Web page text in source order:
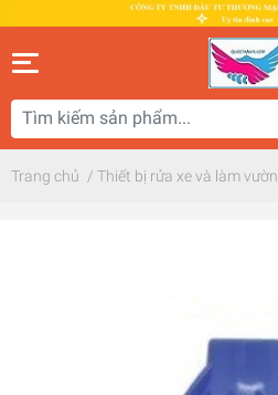
Trang chủ / Thiết bị rửa xe và làm vườn